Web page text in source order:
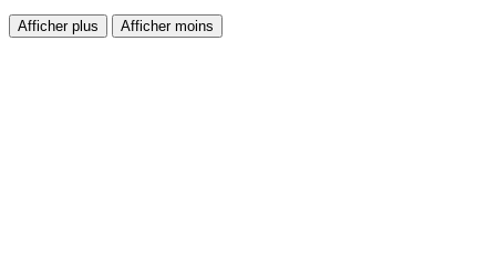
Afficher plus Afficher moins